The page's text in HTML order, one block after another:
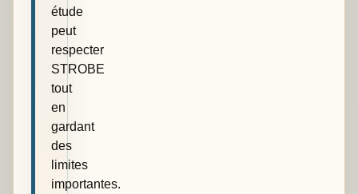
étude
peut
respecter
STROBE
tout
en
gardant
des
limites
importantes.